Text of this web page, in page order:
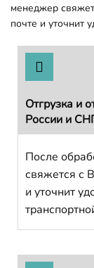
менеджер
почте и уточнит
Отгрузка и
России и
После
свяжется с
и уточнит